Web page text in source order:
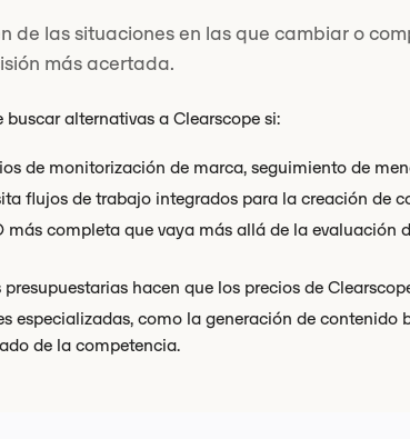
de las situaciones en las que cambiar o
más acertada.
buscar alternativas a Clearscope si:
de monitorización de marca, seguimiento de
flujos de trabajo integrados para la creación de
más completa que vaya más allá de la evaluación
hacen que los precios de
especializadas, como la generación de
de la competencia.